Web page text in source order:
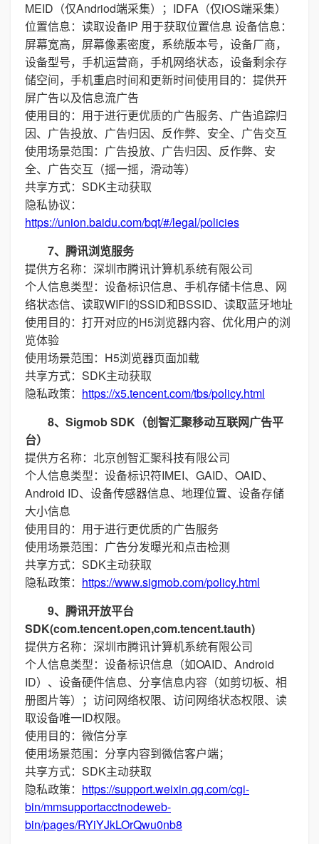
MEID（仅Andriod端采集）；IDFA（仅iOS端采集）
位置信息：读取设备IP 用于获取位置信息 设备信息：
屏幕宽高，屏幕像素密度，系统版本号，设备厂商，
设备型号，手机运营商，手机网络状态，设备剩余存
储空间，手机重启时间和更新时间使用目的：提供开
屏广告以及信息流广告
使用目的：用于进行更优质的广告服务、广告追踪归
因、广告投放、广告归因、反作弊、安全、广告交互
使用场景范围：广告投放、广告归因、反作弊、安
全、广告交互（摇一摇，滑动等）
共享方式：SDK主动获取
隐私协议：
https://union.baidu.com/bqt/#/legal/policies
7、腾讯浏览服务
提供方名称：深圳市腾讯计算机系统有限公司
个人信息类型：设备标识信息、手机存储卡信息、网
络状态信、读取WIFI的SSID和BSSID、读取蓝牙地址
使用目的：打开对应的H5浏览器内容、优化用户的浏
览体验
使用场景范围：H5浏览器页面加载
共享方式：SDK主动获取
隐私政策： https://x5.tencent.com/tbs/policy.html
8、Sigmob SDK（创智汇聚移动互联网广告平
台）
提供方名称：北京创智汇聚科技有限公司
个人信息类型：设备标识符IMEI、GAID、OAID、
Android ID、设备传感器信息、地理位置、设备存储
大小信息
使用目的：用于进行更优质的广告服务
使用场景范围：广告分发曝光和点击检测
共享方式：SDK主动获取
隐私政策： https://www.sigmob.com/policy.html
9、腾讯开放平台
SDK(com.tencent.open,com.tencent.tauth)
提供方名称：深圳市腾讯计算机系统有限公司
个人信息类型：设备标识信息（如OAID、Android
ID）、设备硬件信息、分享信息内容（如剪切板、相
册图片等）；访问网络权限、访问网络状态权限、读
取设备唯一ID权限。
使用目的：微信分享
使用场景范围：分享内容到微信客户端；
共享方式：SDK主动获取
隐私政策： https://support.weixin.qq.com/cgi-
bin/mmsupportacctnodeweb-
bin/pages/RYiYJkLOrQwu0nb8